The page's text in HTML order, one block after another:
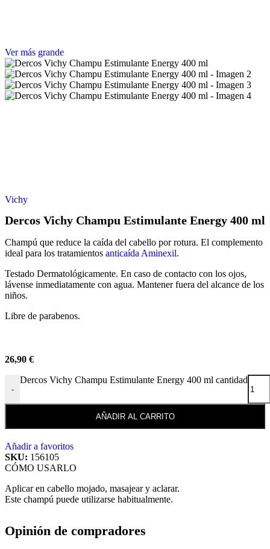
Ver más grande
Vichy
Dercos Vichy Champu Estimulante Energy 400 ml
Champú que reduce la caída del cabello por rotura. El complemento
ideal para los tratamientos anticaída Aminexil.
Testado Dermatológicamente. En caso de contacto con los ojos,
lávense inmediatamente con agua. Mantener fuera del alcance de los
niños.
Libre de parabenos.
26,90 €
-
Dercos Vichy Champu Estimulante Energy 400 ml cantidad
AÑADIR AL CARRITO
Añadir a favoritos
SKU: 156105
CÓMO USARLO
Aplicar en cabello mojado, masajear y aclarar.
Este champú puede utilizarse habitualmente.
Opinión de compradores